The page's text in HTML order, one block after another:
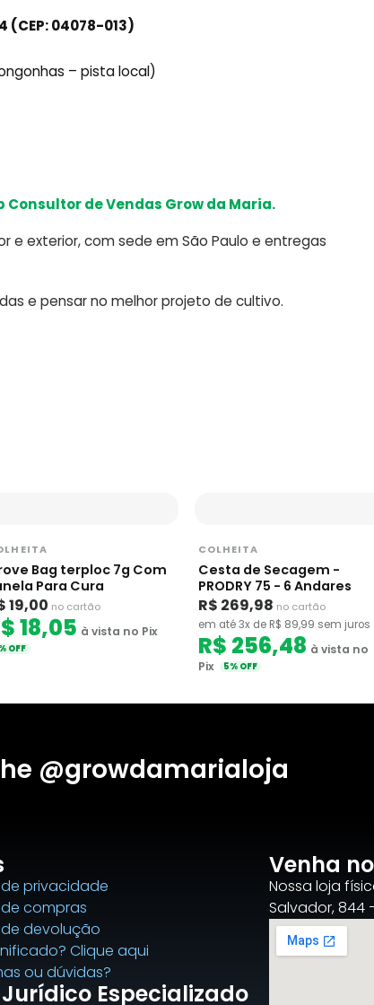
04078-013)
– pista local)
de Vendas Grow da Maria.
e exterior, com sede em São Paulo e entregas
e pensar no melhor projeto de cultivo.
Bag terploc 7g Com
Para Cura
19,00 no cartão
18,05 à vista no Pix
OFF
COLHEITA
Cesta de Secagem -
PRODRY 75 - 6 Andares
R$ 269,98 no cartão
em até 3x de R$ 89,99 sem juros
R$ 256,48 à vista no
Pix
5% OFF
@growdamarialoja
privacidade
compras
devolução
Clique aqui
ou dúvidas?
Especializado
Venha
Nossa loja
Salvador, 844